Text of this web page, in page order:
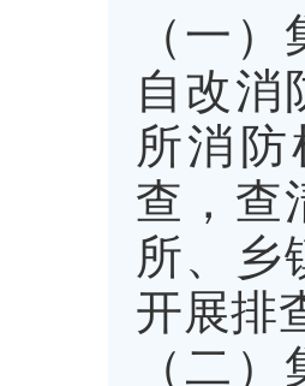
（一
自改消
所消
查，查
所、乡
开展排
（二